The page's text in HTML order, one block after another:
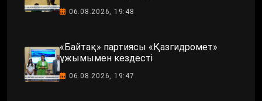
06.08.2026, 19:48
«Байтақ» партиясы «Қазгидромет»
ұжымымен кездесті
06.08.2026, 19:47